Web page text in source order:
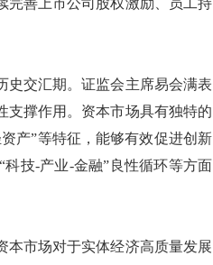
完善上市公司股权激励、员工持
交汇期。证监会主席易会满表
支撑作用。资本市场具有独特的
产”等特征，能够有效促进创新
技-产业-金融”良性循环等方面
市场对于实体经济高质量发展